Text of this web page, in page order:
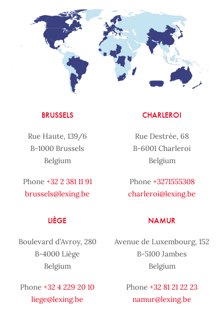
BRUSSELS
Rue Haute, 139/6
B-1000 Brussels
Belgium
Phone +32 2 381 11 91
brussels@lexing.be
CHARLEROI
Rue Destrée, 68
B-6001 Charleroi
Belgium
Phone +3271555308
charleroi@lexing.be
LIÈGE
Boulevard d’Avroy, 280
B-4000 Liège
Belgium
Phone +32 4 229 20 10
liege@lexing.be
NAMUR
Avenue de Luxembourg, 152
B-5100 Jambes
Belgium
Phone +32 81 21 22 23
namur@lexing.be